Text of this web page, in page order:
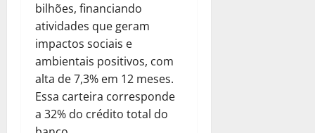
bilhões, financiando
atividades que geram
impactos sociais e
ambientais positivos, com
alta de 7,3% em 12 meses.
Essa carteira corresponde
a 32% do crédito total do